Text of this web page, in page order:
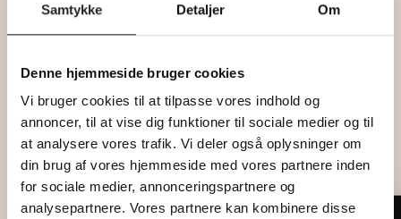
Samtykke Detaljer Om
Denne hjemmeside bruger cookies
Vi bruger cookies til at tilpasse vores indhold og
annoncer, til at vise dig funktioner til sociale medier og til
at analysere vores trafik. Vi deler også oplysninger om
din brug af vores hjemmeside med vores partnere inden
for sociale medier, annonceringspartnere og
analysepartnere. Vores partnere kan kombinere disse
tidligere, så du kan nå at købe drikkevarer i
baren, inden middagen starter.
Dørene åbner allerede kl. 17, så har man lyst til
et glas i Pejsestuen, et slag bordtennis eller en
gåtur i vores spændende hus inden middagen,
er man mere end velkommen.
Det koster 140 kr. pr. voksen, 40 kr. pr. barn (0-2
år) og 70 kr. pr. barn (3 – 11 år)